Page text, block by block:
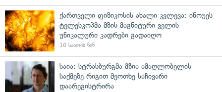
ქართველი ფიზიკოსის ახალი კვლევა: ინოუეს
ტელესკოპმა მზის მაგნიტური ველის
უნიკალური კადრები გადაიღო
10 საათის წინ
საია: სტრასბურგმა მზია ამაღლობელის
საქმეზე რიგით მეოთხე საჩივარი
დაარეგისტრირა